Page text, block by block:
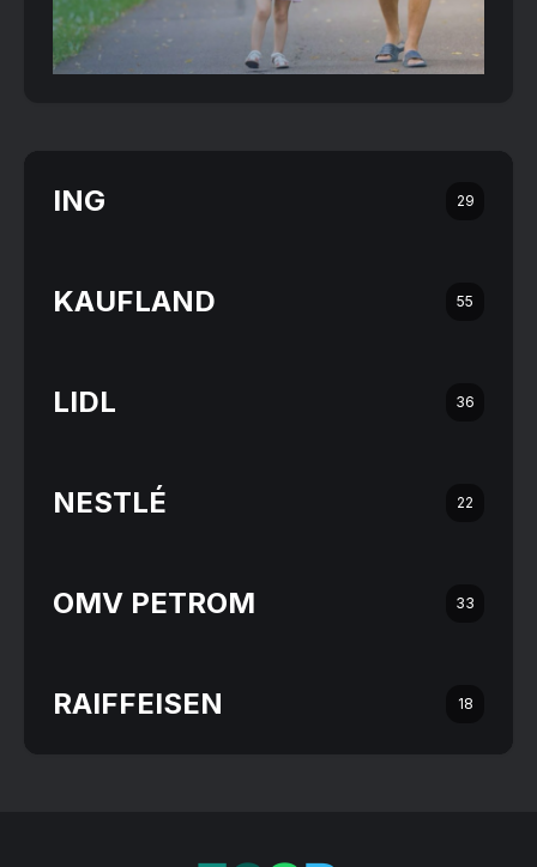
ING 29
KAUFLAND 55
LIDL 36
NESTLÉ 22
OMV PETROM 33
RAIFFEISEN 18